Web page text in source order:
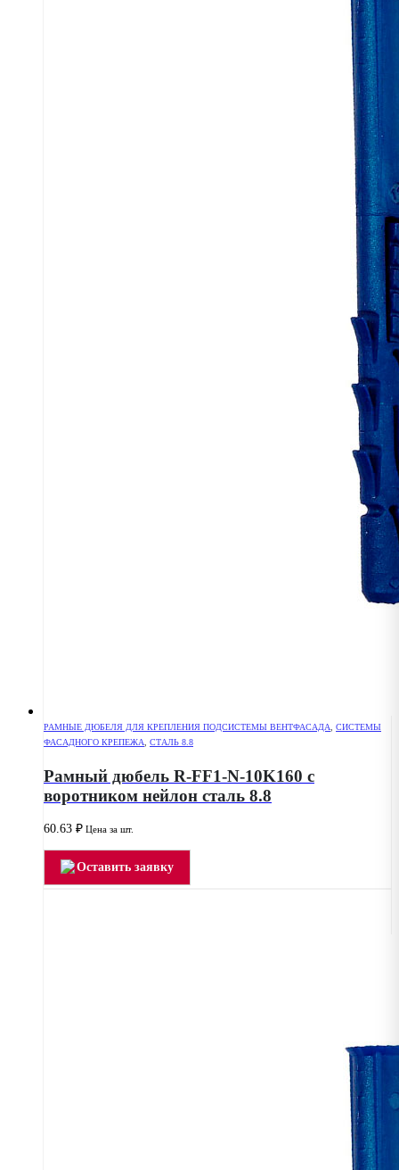
РАМНЫЕ ДЮБЕЛЯ ДЛЯ КРЕПЛЕНИЯ ПОДСИСТЕМЫ ВЕНТФАСАДА, СИСТЕМЫ
ФАСАДНОГО КРЕПЕЖА, СТАЛЬ 8.8
Рамный дюбель R-FF1-N-10K160 с
воротником нейлон сталь 8.8
60.63 ₽ Цена за шт.
Оставить заявку